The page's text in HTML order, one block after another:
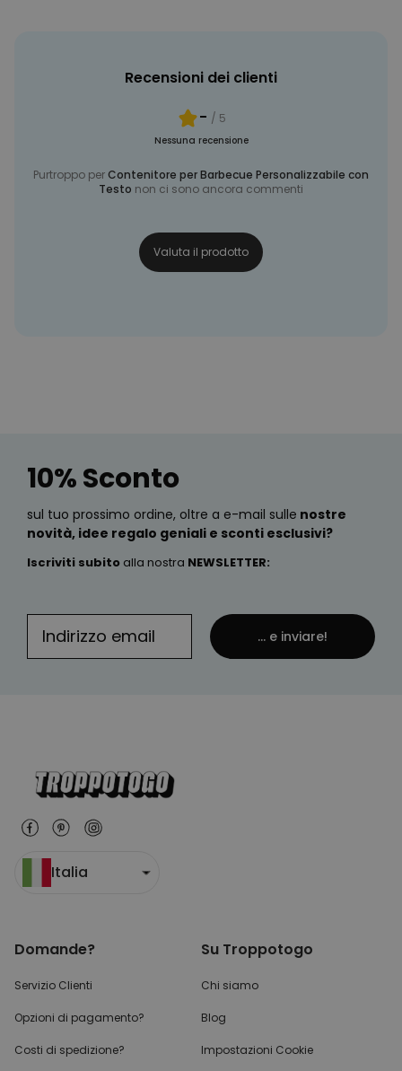
Recensioni dei clienti
- / 5
Nessuna recensione
Purtroppo perContenitore per Barbecue Personalizzabile con
Testo non ci sono ancora commenti
Valuta il prodotto
10% Sconto
sul tuo prossimo ordine, oltre a e-mail sulle nostre
novità, idee regalo geniali e sconti esclusivi?
Iscriviti subito alla nostra NEWSLETTER:
... e inviare!
Italia
Domande?
Servizio Clienti
Opzioni di pagamento?
Costi di spedizione?
Su Troppotogo
Chi siamo
Blog
Impostazioni Cookie